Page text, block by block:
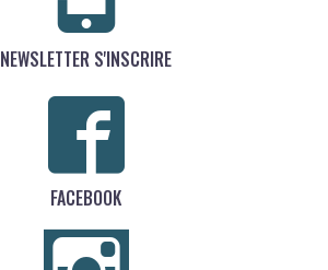
NEWSLETTER S'INSCRIRE
FACEBOOK